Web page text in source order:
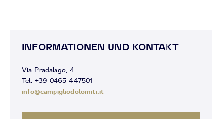
INFORMATIONEN UND KONTAKT
Via Pradalago, 4
Tel. +39 0465 447501
info@campigliodolomiti.it